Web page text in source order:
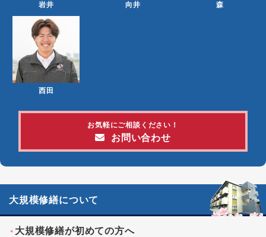
岩井 向井 森
西田
お気軽にご相談ください！
お問い合わせ
大規模修繕について
大規模修繕が初めての方へ